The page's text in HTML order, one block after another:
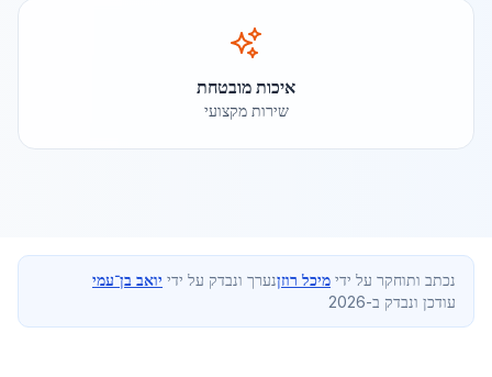
איכות מובטחת
שירות מקצועי
נכתב ותוחקר על ידי מיכל רוזןנערך ונבדק על ידי יואב בן־עמי
עודכן ונבדק ב-2026